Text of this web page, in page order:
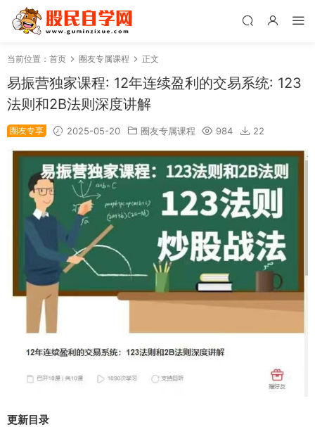
当前位置： 首页 圈友专属课程 正文
易振营独家课程: 12年连续盈利的交易系统: 123
法则和2B法则深度讲解
圈友专享 2025-05-20 圈友专属课程 984 22
更新目录